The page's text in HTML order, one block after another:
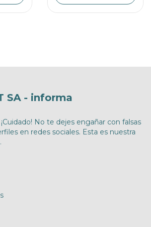
SA - informa
No te dejes engañar con falsas
en redes sociales. Esta es nuestra